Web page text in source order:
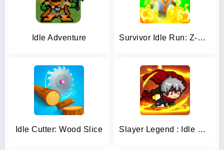
Idle Adventure Survivor Idle Run: Z-RPG
Idle Cutter: Wood Slice Slayer Legend : Idle RPG